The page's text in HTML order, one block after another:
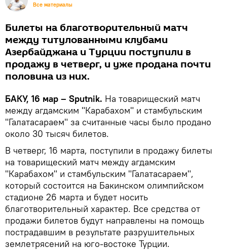
Все материалы
Билеты на благотворительный матч
между титулованными клубами
Азербайджана и Турции поступили в
продажу в четверг, и уже продана почти
половина из них.
БАКУ, 16 мар – Sputnik. На товарищеский матч
между агдамским "Карабахом" и стамбульским
"Галатасараем" за считанные часы было продано
около 30 тысяч билетов.
В четверг, 16 марта, поступили в продажу билеты
на товарищеский матч между агдамским
"Карабахом" и стамбульским "Галатасараем",
который состоится на Бакинском олимпийском
стадионе 26 марта и будет носить
благотворительный характер. Все средства от
продажи билетов будут направлены на помощь
пострадавшим в результате разрушительных
землетрясений на юго-востоке Турции.